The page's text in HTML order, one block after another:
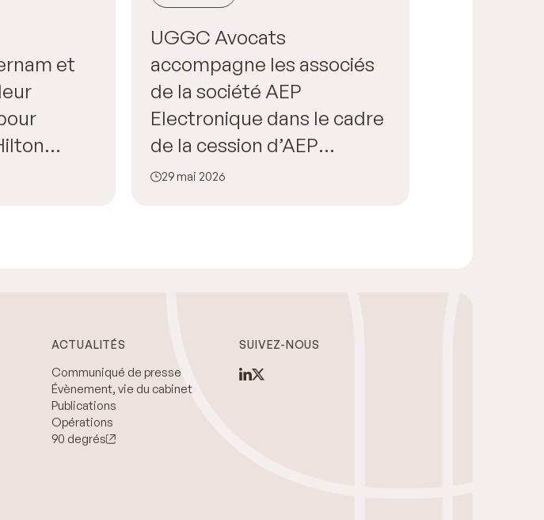
et
Claridge
UGGC Avocats
accompagne les associés
de la société AEP
Electronique dans le cadre
de la cession d’AEP
Electronique au groupe
29 mai 2026
ACTUALITÉS
Communiqué de presse
Évènement, vie du cabinet
Publications
Opérations
90 degrés
SUIVEZ-NOUS